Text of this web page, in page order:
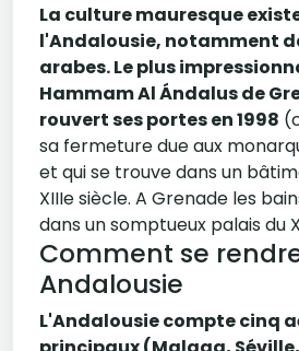
La culture mauresque
l'Andalousie, notamment
arabes. Le plus
Hammam Al Ándalus de
rouvert ses portes en 1998
sa fermeture due aux
et qui se trouve dans un
XIIIe siècle. A Grenade les
dans un somptueux palais du
Comment se
Andalousie
L'Andalousie compte cinq